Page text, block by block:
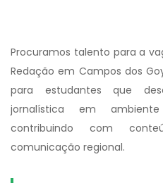
Procuramos talento para a
Redação em Campos dos
para estudantes que
jornalística em
contribuindo com
comunicação regional.